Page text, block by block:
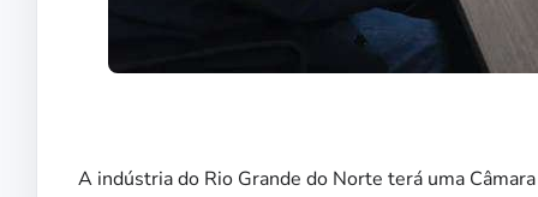
A indústria do Rio Grande do Norte terá uma